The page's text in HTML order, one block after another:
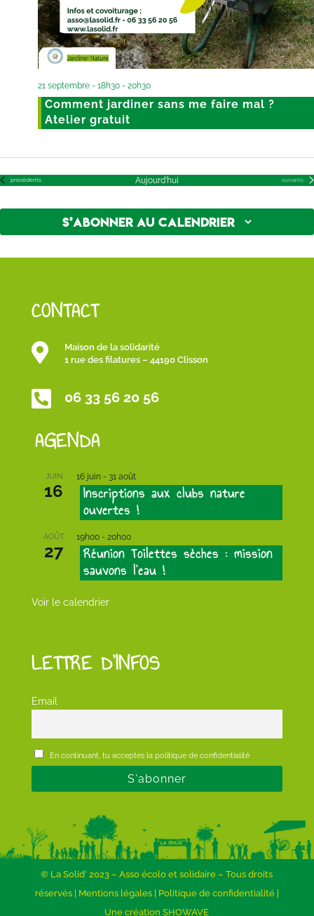
21 septembre - 18h30 - 20h30
Comment jardiner sans me faire mal ?
Atelier gratuit
Évènements
précédents Aujourd’hui Évènements
suivants
S’abonner au calendrier
CONTACT

Maison de la solidarité
1 rue des filatures – 44190 Clisson
 06 33 56 20 56
AGENDA
JUIN
16
16 juin- 31 août
Inscriptions aux clubs nature
ouvertes !
AOÛT
27
19h00- 20h00
Réunion Toilettes sèches : mission
sauvons l’eau !
Voir le calendrier
LETTRE D’INFOS
Email
En continuant, tu acceptes la politique de confidentialité
© La Solid’ 2023 – Asso écolo et solidaire – Tous droits
réservés | Mentions légales| Politique de confidentialité|
Une création SHOWAVE